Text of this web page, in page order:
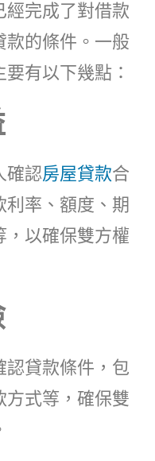
經完成了對借款
款的條件。一般
有以下幾點：
確認房屋貸款合
率、額度、期
，以確保雙方權
認貸款條件，包
方式等，確保雙